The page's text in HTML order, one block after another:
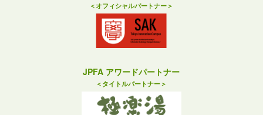
＜オフィシャルパートナー＞
JPFA アワードパートナー
＜タイトルパートナー＞